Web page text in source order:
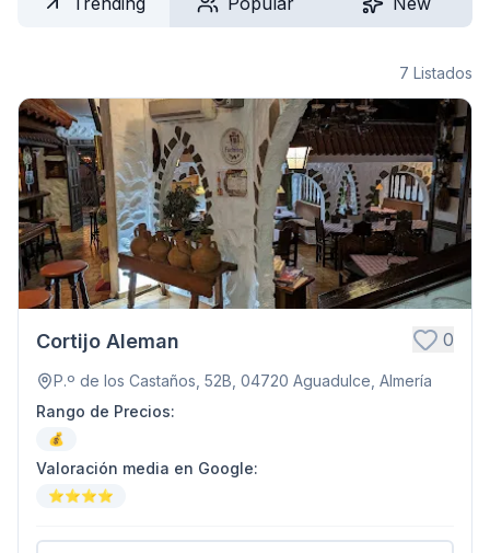
7 Listados
Cortijo Aleman 0
P.º de los Castaños, 52B, 04720 Aguadulce, Almería
Rango de Precios:
💰
Valoración media en Google:
⭐⭐⭐⭐